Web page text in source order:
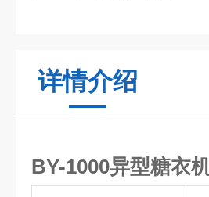
详情介绍
BY-1000异型糖衣